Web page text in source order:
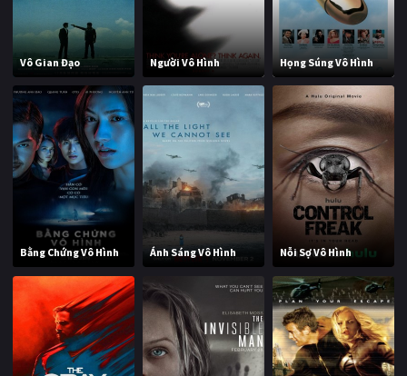
Vô Gian Đạo Người Vô Hình Họng Súng Vô Hình
Bằng Chứng Vô Hình Ánh Sáng Vô Hình Nỗi Sợ Vô Hình